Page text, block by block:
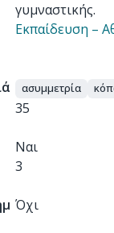
γυμναστικής.
Εκπαίδευση –
ασυμμετρία
35
Ναι
3
Όχι